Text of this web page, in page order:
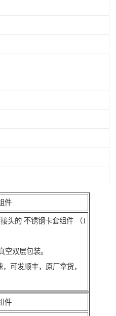
件
头的 不锈钢卡套组件 （1
空双层包装。
可发顺丰，原厂拿货，
件